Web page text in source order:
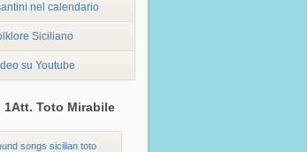
nel calendario
Siciliano
su Youtube
1Att. Toto Mirabile
songs sicilian toto